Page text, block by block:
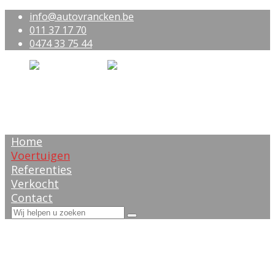
info@autovrancken.be
011 37 17 70
0474 33 75 44
Home
Voertuigen
Referenties
Verkocht
Contact